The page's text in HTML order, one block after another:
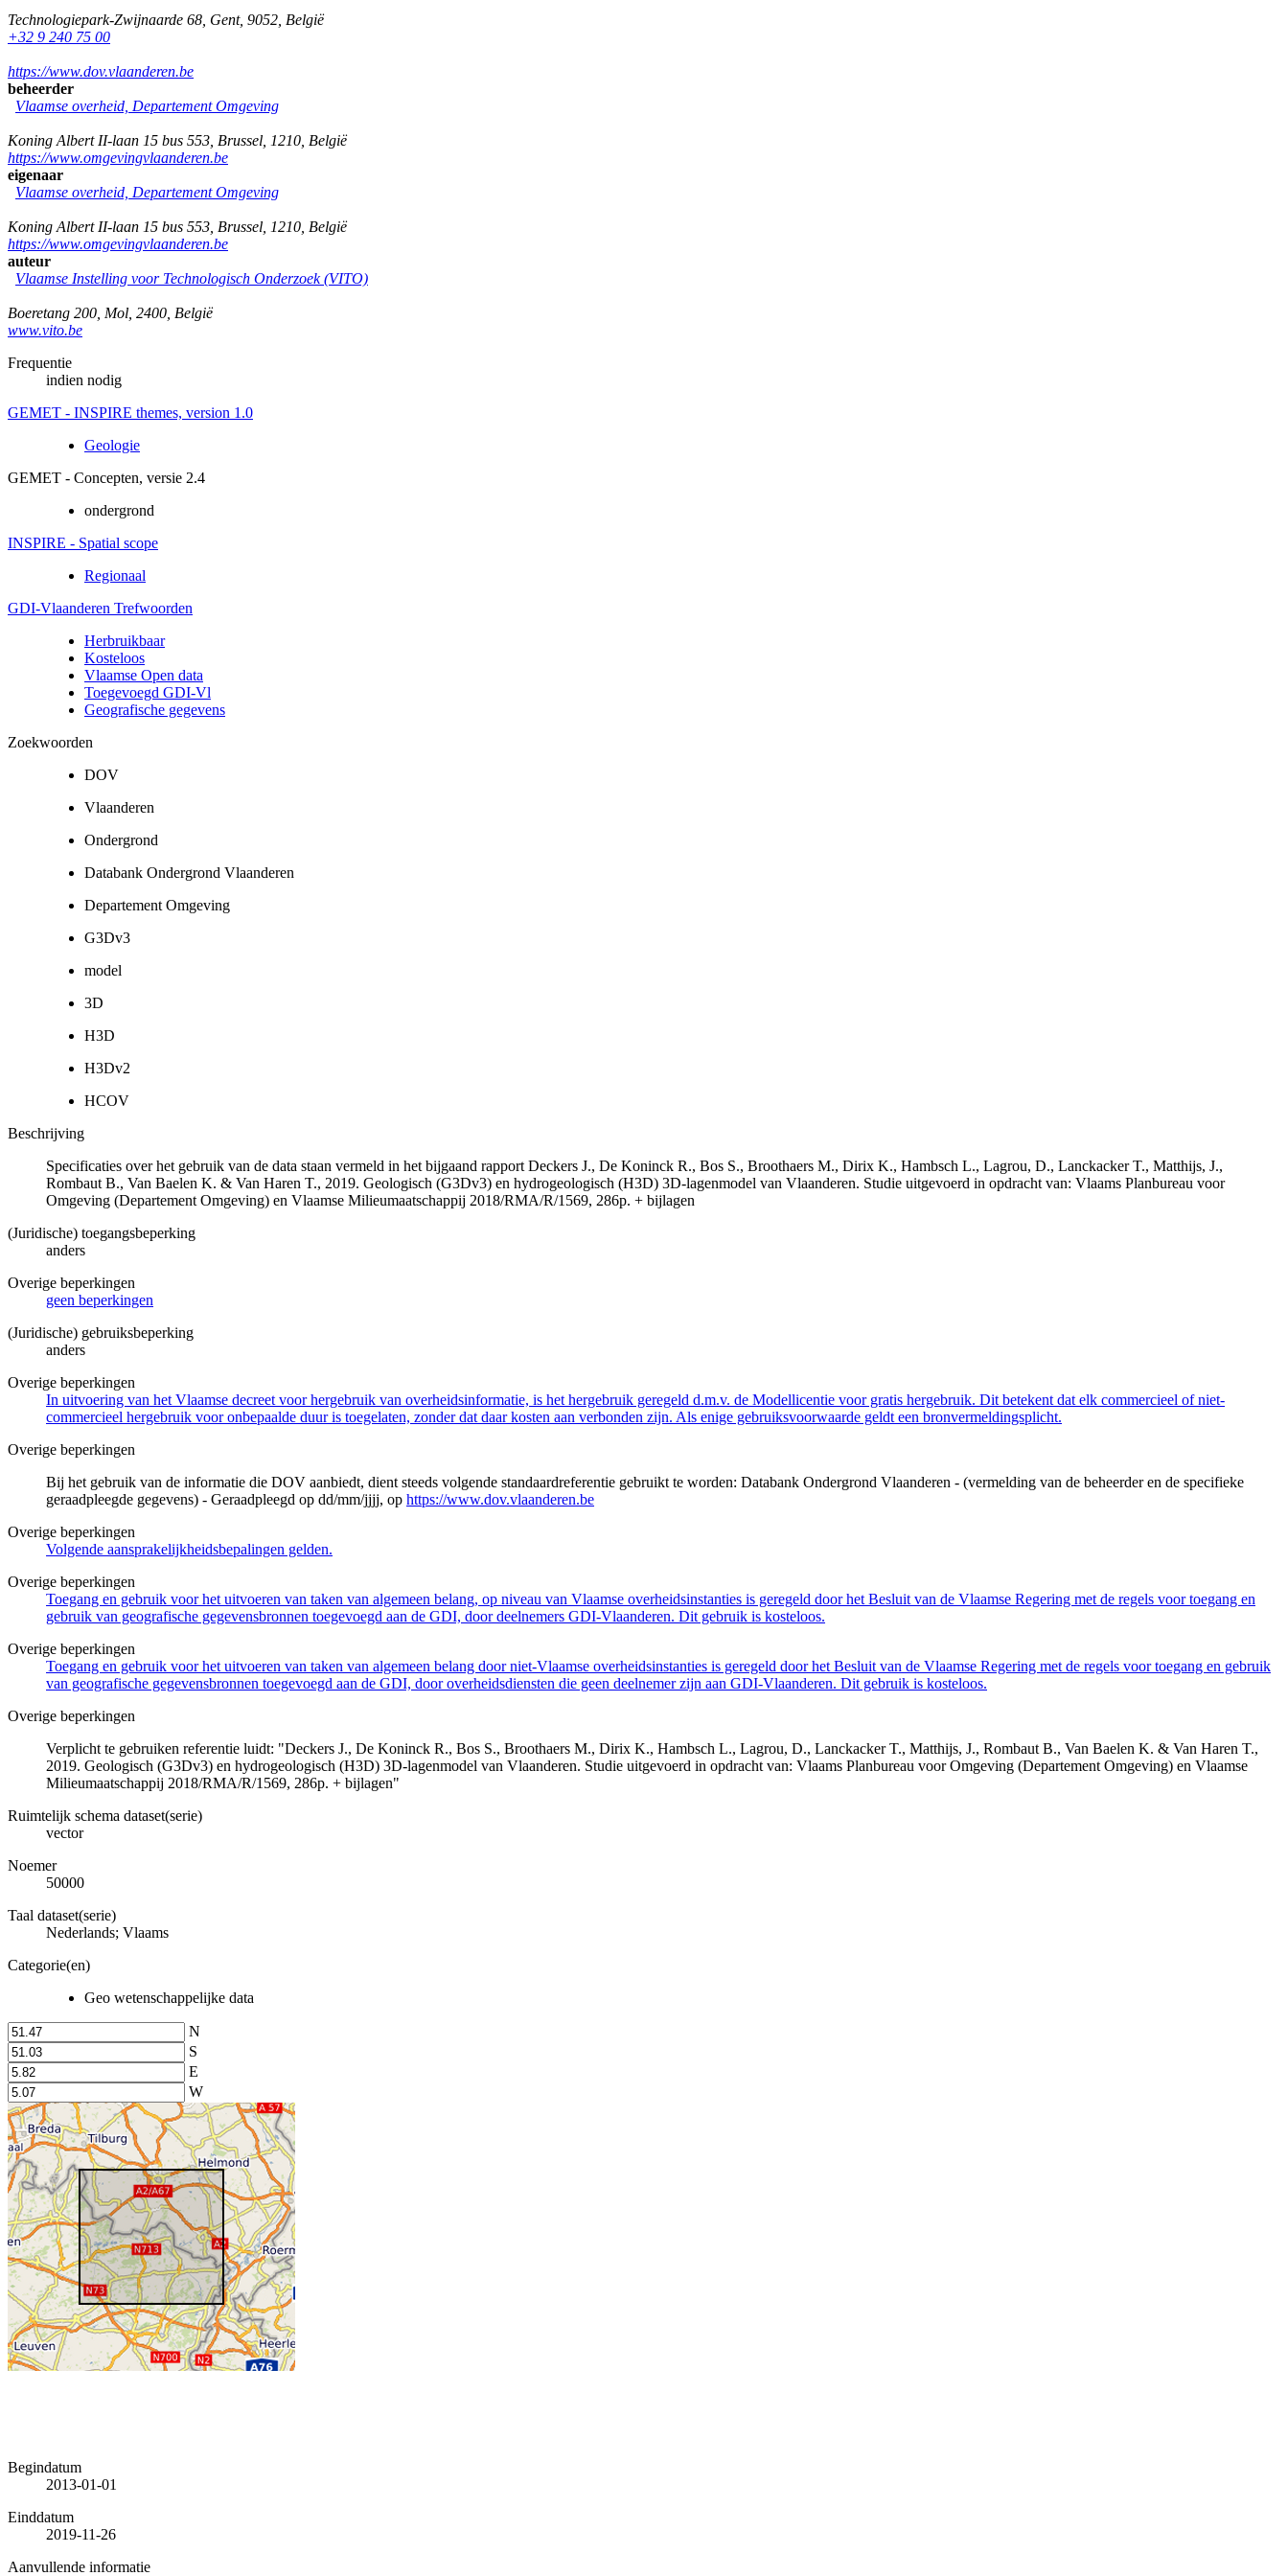
Technologiepark-Zwijnaarde 68 Gent, 9052 België
+32 9 240 75 00
https://www.dov.vlaanderen.be
beheerder
Vlaamse overheid, Departement Omgeving
Koning Albert II-laan 15 bus 553 Brussel 1210 België
https://www.omgevingvlaanderen.be
eigenaar
Vlaamse overheid, Departement Omgeving
Koning Albert II-laan 15 bus 553 Brussel 1210 België
https://www.omgevingvlaanderen.be
auteur
Vlaamse Instelling voor Technologisch Onderzoek (VITO)
Boeretang 200 Mol 2400 België
www.vito.be
Frequentie
indien nodig
GEMET - INSPIRE themes, version 1.0
Geologie
GEMET - Concepten, versie 2.4
ondergrond
INSPIRE - Spatial scope
Regionaal
GDI-Vlaanderen Trefwoorden
Herbruikbaar
Kosteloos
Vlaamse Open data
Toegevoegd GDI-Vl
Geografische gegevens
Zoekwoorden
DOV
Vlaanderen
Ondergrond
Databank Ondergrond Vlaanderen
Departement Omgeving
G3Dv3
model
3D
H3D
H3Dv2
HCOV
Beschrijving
Specificaties over het gebruik van de data staan vermeld in het bijgaand rapport Deckers J., De Koninck R., Bos S., Broothaers M., Dirix K., Hambsch L., Lagrou, D., Lanckacker T., Matthijs, J.,
Rombaut B., Van Baelen K. & Van Haren T., 2019. Geologisch (G3Dv3) en hydrogeologisch (H3D) 3D-lagenmodel van Vlaanderen. Studie uitgevoerd in opdracht van: Vlaams Planbureau voor
Omgeving (Departement Omgeving) en Vlaamse Milieumaatschappij 2018/RMA/R/1569, 286p. + bijlagen
(Juridische) toegangsbeperking
anders
Overige beperkingen
geen beperkingen
(Juridische) gebruiksbeperking
anders
Overige beperkingen
In uitvoering van het Vlaamse decreet voor hergebruik van overheidsinformatie, is het hergebruik geregeld d.m.v. de Modellicentie voor gratis hergebruik. Dit betekent dat elk commercieel of niet-
commercieel hergebruik voor onbepaalde duur is toegelaten, zonder dat daar kosten aan verbonden zijn. Als enige gebruiksvoorwaarde geldt een bronvermeldingsplicht.
Overige beperkingen
Bij het gebruik van de informatie die DOV aanbiedt, dient steeds volgende standaardreferentie gebruikt te worden: Databank Ondergrond Vlaanderen - (vermelding van de beheerder en de specifieke
geraadpleegde gegevens) - Geraadpleegd op dd/mm/jjjj, op https://www.dov.vlaanderen.be
Overige beperkingen
Volgende aansprakelijkheidsbepalingen gelden.
Overige beperkingen
Toegang en gebruik voor het uitvoeren van taken van algemeen belang, op niveau van Vlaamse overheidsinstanties is geregeld door het Besluit van de Vlaamse Regering met de regels voor toegang en
gebruik van geografische gegevensbronnen toegevoegd aan de GDI, door deelnemers GDI-Vlaanderen. Dit gebruik is kosteloos.
Overige beperkingen
Toegang en gebruik voor het uitvoeren van taken van algemeen belang door niet-Vlaamse overheidsinstanties is geregeld door het Besluit van de Vlaamse Regering met de regels voor toegang en gebruik
van geografische gegevensbronnen toegevoegd aan de GDI, door overheidsdiensten die geen deelnemer zijn aan GDI-Vlaanderen. Dit gebruik is kosteloos.
Overige beperkingen
Verplicht te gebruiken referentie luidt: "Deckers J., De Koninck R., Bos S., Broothaers M., Dirix K., Hambsch L., Lagrou, D., Lanckacker T., Matthijs, J., Rombaut B., Van Baelen K. & Van Haren T.,
2019. Geologisch (G3Dv3) en hydrogeologisch (H3D) 3D-lagenmodel van Vlaanderen. Studie uitgevoerd in opdracht van: Vlaams Planbureau voor Omgeving (Departement Omgeving) en Vlaamse
Milieumaatschappij 2018/RMA/R/1569, 286p. + bijlagen"
Ruimtelijk schema dataset(serie)
vector
Noemer
50000
Taal dataset(serie)
Nederlands; Vlaams
Categorie(en)
Geo wetenschappelijke data
N
S
E
W
Begindatum
2013-01-01
Einddatum
2019-11-26
Aanvullende informatie